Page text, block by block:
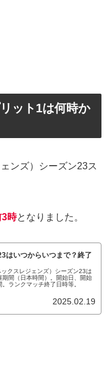
ット1は何時か
ンズ）シーズン23ス
3時となりました。
はいつからいつまで？終了
クスレジェンズ）シーズン23は
期間（日本時間）。開始日、開始
ランクマッチ終了日時等。
2025.02.19